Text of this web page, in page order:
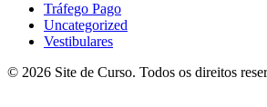
Tráfego Pago
Uncategorized
Vestibulares
© 2026 Site de Curso. Todos os direitos